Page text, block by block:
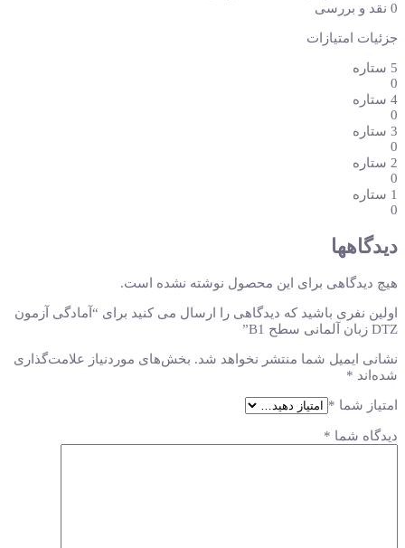
0 نقد و بررسی
جزئیات امتیازات
5 ستاره
0
4 ستاره
0
3 ستاره
0
2 ستاره
0
1 ستاره
0
دیدگاهها
هیچ دیدگاهی برای این محصول نوشته نشده است.
اولین نفری باشید که دیدگاهی را ارسال می کنید برای “آمادگی آزمون
DTZ زبان آلمانی سطح B1”
نشانی ایمیل شما منتشر نخواهد شد. بخش‌های موردنیاز علامت‌گذاری
شده‌اند *
امتیاز شما *
دیدگاه شما *